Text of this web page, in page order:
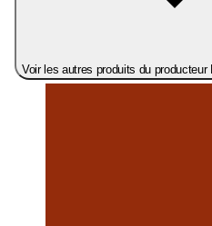
Voir les autres produits du producteur